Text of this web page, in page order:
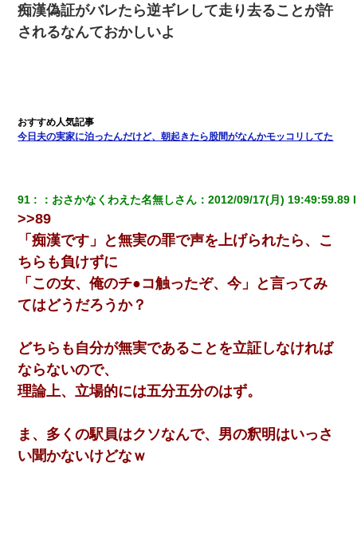
隣の部屋の住民の母親、オートロックを突破してマンションに入
ずっとニートだと思ってた同居の義弟が投資で旦那より稼いでる
とか知らなかった…
【画像】女の子「お母さん！！私ようやくファッションモデルに
選ばれたの！絶対見に来てね！」→悲しい結果がこれ・・・
い」→
元夫の連れ子「俺の結婚式の時くらい、母親としての責任を果た
そうとは思わないのか！」→どうも連れ子は…
兄の新しい嫁がやらかしすぎて辛い。当たり前のように実家や姪
の幼稚園に来る
痴漢偽証がバレたら逆ギレして走り去ることが許
されるなんておかしいよ
今日夫の実家に泊ったんだけど、朝起きたら股間がなんかモッコリしてた
91 ： おさかなくわえた名無しさん ：2012/09/17(月) 19:49:59.89
>>89
「痴漢です」と無実の罪で声を上げられたら、こ
ちらも負けずに
「この女、俺のチ●コ触ったぞ、今」と言ってみ
てはどうだろうか？
どちらも自分が無実であることを立証しなければ
ならないので、
理論上、立場的には五分五分のはず。
ま、多くの駅員はクソなんで、男の釈明はいっさ
い聞かないけどなｗ